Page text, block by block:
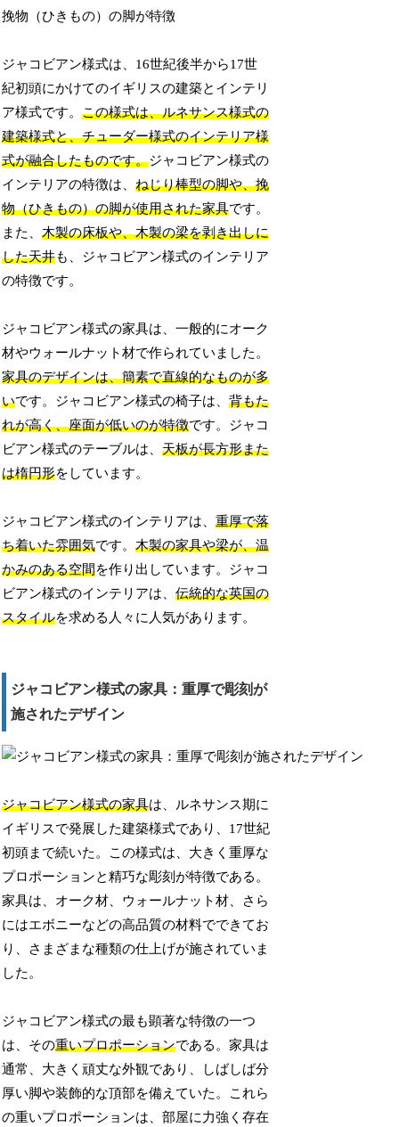
挽物（ひきもの）の脚が特徴
ジャコビアン様式は、16世紀後半から17世
紀初頭にかけてのイギリスの建築とインテリ
ア様式です。この様式は、ルネサンス様式の
建築様式と、チューダー様式のインテリア様
式が融合したものです。ジャコビアン様式の
インテリアの特徴は、ねじり棒型の脚や、挽
物（ひきもの）の脚が使用された家具です。
また、木製の床板や、木製の梁を剥き出しに
した天井も、ジャコビアン様式のインテリア
の特徴です。
ジャコビアン様式の家具は、一般的にオーク
材やウォールナット材で作られていました。
家具のデザインは、簡素で直線的なものが多
いです。ジャコビアン様式の椅子は、背もた
れが高く、座面が低いのが特徴です。ジャコ
ビアン様式のテーブルは、天板が長方形また
は楕円形をしています。
ジャコビアン様式のインテリアは、重厚で落
ち着いた雰囲気です。木製の家具や梁が、温
かみのある空間を作り出しています。ジャコ
ビアン様式のインテリアは、伝統的な英国の
スタイルを求める人々に人気があります。
ジャコビアン様式の家具：重厚で彫刻が
施されたデザイン
ジャコビアン様式の家具は、ルネサンス期に
イギリスで発展した建築様式であり、17世紀
初頭まで続いた。この様式は、大きく重厚な
プロポーションと精巧な彫刻が特徴である。
家具は、オーク材、ウォールナット材、さら
にはエボニーなどの高品質の材料でできてお
り、さまざまな種類の仕上げが施されていま
した。
ジャコビアン様式の最も顕著な特徴の一つ
は、その重いプロポーションである。家具は
通常、大きく頑丈な外観であり、しばしば分
厚い脚や装飾的な頂部を備えていた。これら
の重いプロポーションは、部屋に力強く存在